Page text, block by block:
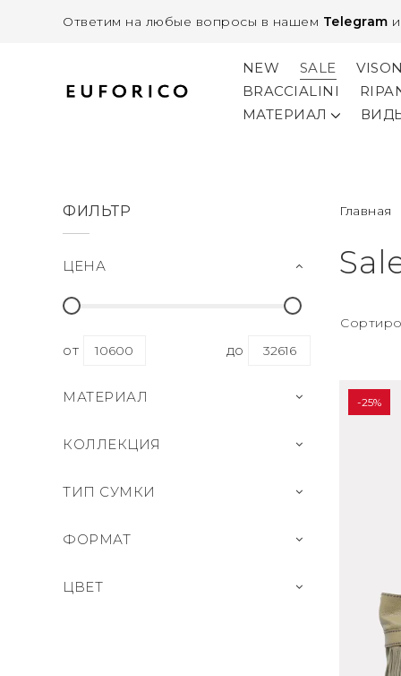
Ответим на любые вопросы в нашем Telegram и
NEW SALE
BRACCIALINI
МАТЕРИАЛ
ФИЛЬТР
ЦЕНА
от до
МАТЕРИАЛ
КОЛЛЕКЦИЯ
ТИП СУМКИ
ФОРМАТ
ЦВЕТ
Главная
-25%